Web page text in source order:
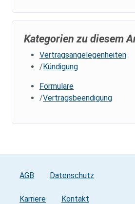
Kategorien zu diesem
Vertragsangelegenheiten
Kündigung
Formulare
Vertragsbeendigung
AGB Datenschutz
Karriere Kontakt